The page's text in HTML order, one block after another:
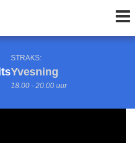
STRAKS:
Yvesning
18.00 - 20.00 uur